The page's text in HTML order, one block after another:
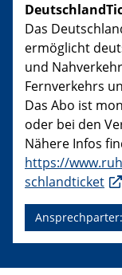
Das
ermöglicht
und
Fernverkehrs
Das Abo ist
oder bei den
Nähere Infos
https://
schlandticket